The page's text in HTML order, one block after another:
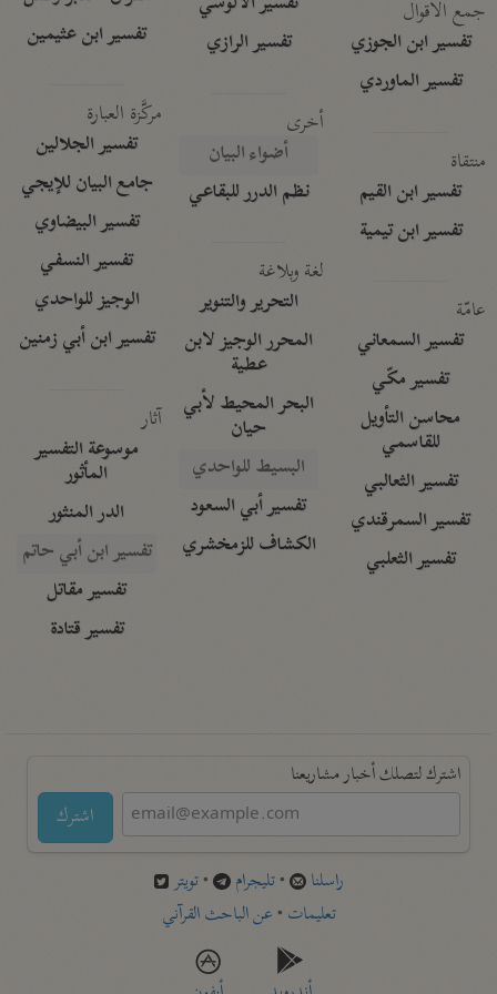
جمع الأقوال
تفسير ابن الجوزي
تفسير الماوردي
منتقاة
تفسير ابن القيم
تفسير ابن تيمية
عامّة
تفسير السمعاني
تفسير مكّي
محاسن التأويل
للقاسمي
تفسير الثعالبي
تفسير السمرقندي
تفسير الثعلبي
تفسير الرازي
أخرى
أضواء البيان
نظم الدرر للبقاعي
لغة وبلاغة
التحرير والتنوير
المحرر الوجيز لابن
عطية
البحر المحيط لأبي
حيان
البسيط للواحدي
تفسير أبي السعود
الكشاف للزمخشري
تفسير ابن عثيمين
مركَّزة العبارة
تفسير الجلالين
جامع البيان للإيجي
تفسير البيضاوي
تفسير النسفي
الوجيز للواحدي
تفسير ابن أبي زمنين
آثار
موسوعة التفسير
المأثور
الدر المنثور
تفسير ابن أبي حاتم
تفسير مقاتل
تفسير قتادة
اشترك لتصلك أخبار مشاريعنا
اشترك
راسلنا •تليجرام •تويتر
تعليمات •عن الباحث القرآني